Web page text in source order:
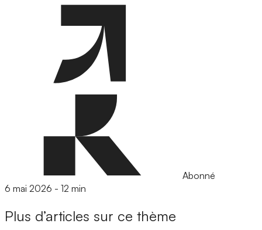
Abonné
6 mai 2026 - 12 min
Plus d’articles sur ce thème